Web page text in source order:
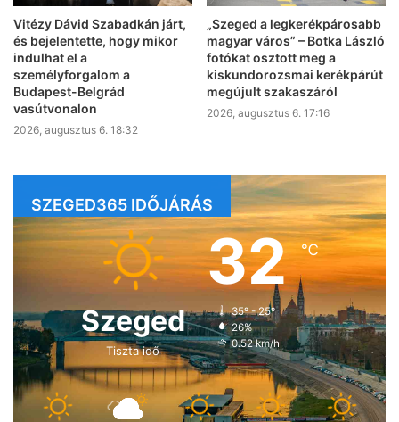
Vitézy Dávid Szabadkán járt,
és bejelentette, hogy mikor
indulhat el a
személyforgalom a
Budapest-Belgrád
vasútvonalon
2026, augusztus 6. 18:32
„Szeged a legkerékpárosabb
magyar város” – Botka László
fotókat osztott meg a
kiskundorozsmai kerékpárút
megújult szakaszáról
2026, augusztus 6. 17:16
SZEGED365 IDŐJÁRÁS
Szeged
Tiszta idő
32℃
35º - 25º
26%
0.52 km/h